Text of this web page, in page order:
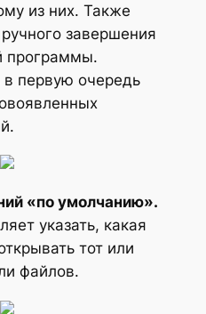
из них. Также
завершения
программы.
первую очередь
«по умолчанию».
указать, какая
тот или
файлов.